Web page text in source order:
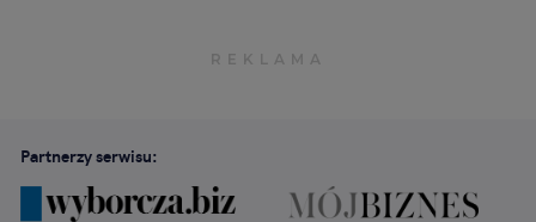
Partnerzy serwisu: